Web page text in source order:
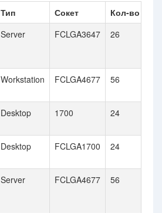
Тип Сокет
Кол-во ядер
Server FCLGA3647 26
Workstation FCLGA4677 56
Desktop 1700 24
Desktop FCLGA1700 24
Server FCLGA4677 56